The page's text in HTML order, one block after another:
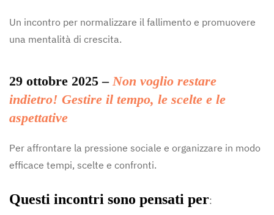
Un incontro per normalizzare il fallimento e promuovere
una mentalità di crescita.
29 ottobre 2025 – Non voglio restare
indietro! Gestire il tempo, le scelte e le
aspettative
Per affrontare la pressione sociale e organizzare in modo
efficace tempi, scelte e confronti.
Questi incontri sono pensati per: